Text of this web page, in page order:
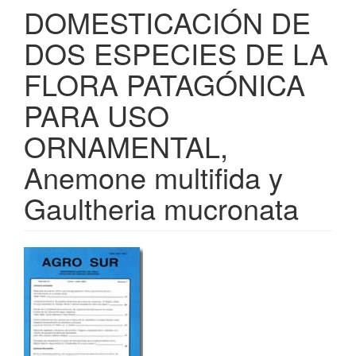
DOMESTICACIÓN DE
DOS ESPECIES DE LA
FLORA PATAGÓNICA
PARA USO
ORNAMENTAL,
Anemone multifida y
Gaultheria mucronata
Barra
lateral
del
artículo